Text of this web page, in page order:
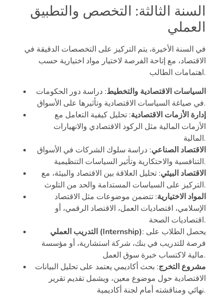
السنة الثالثة: التخصص والتطبيق
العملي
في السنة الأخيرة، يتم التركيز على التخصصات الدقيقة في
الاقتصاد، مع إتاحة الفرصة لاختيار مواد اختيارية حسب
اهتمامات الطالب.
السياسات الاقتصادية والتخطيط: دراسة دور الحكومات
في صياغة السياسات الاقتصادية وتأثيرها على الأسواق.
إدارة الأزمات الاقتصادية: تحليل كيفية التعامل مع
الأزمات المالية مثل الركود الاقتصادي والانهيارات
المالية.
الاقتصاد الصناعي: دراسة سلوك الشركات في الأسواق
التنافسية والاحتكارية وتأثير السياسات التنظيمية.
الاقتصاد البيئي: تحليل العلاقة بين الاقتصاد والبيئة، مع
التركيز على السياسات المستدامة والحد من التلوث.
المواد الاختيارية: تتضمن موضوعات مثل الاقتصاد
الإسلامي، اقتصاديات العمل، الاقتصاد الرقمي، أو
اقتصاديات الصحة.
التدريب العملي (Internship): يحصل الطلاب على
فرصة للتدريب في بنك، شركة استشارية، أو مؤسسة
مالية لاكتساب خبرة سوق العمل.
مشروع التخرج: بحث أكاديمي يعتمد على تحليل البيانات
الاقتصادية حول موضوع معين، ويشمل تقديم تقرير
نهائي ومناقشته أمام لجنة أكاديمية.